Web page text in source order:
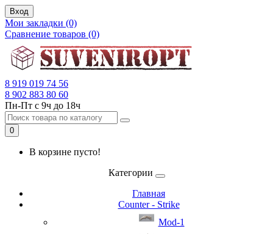
Вход
Мои закладки (0)
Сравнение товаров (0)
8 919 019 74 56
8 902 883 80 60
Пн-Пт с 9ч до 18ч
0
В корзине пусто!
Категории
Главная
Counter - Strike
Mod-1